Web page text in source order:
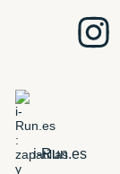
i-Run.es